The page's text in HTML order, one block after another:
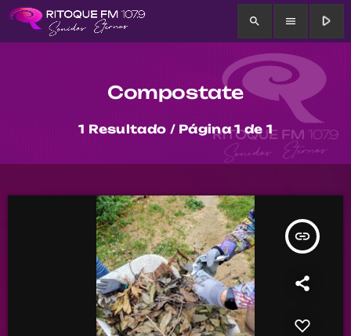
search menu play_arrow
Compostate
1 Resultado / Página 1 de 1
insert_link